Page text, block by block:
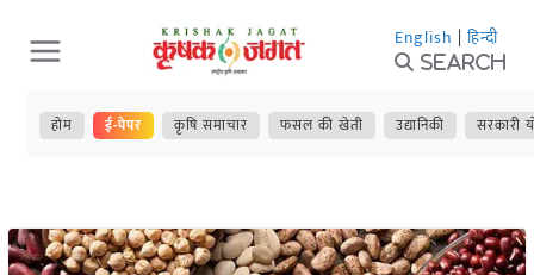
Skip
to
content
English | हिन्दी
Search
होम ई-पेपर कृषि समाचार फसल की खेती उद्यानिकी सरकारी